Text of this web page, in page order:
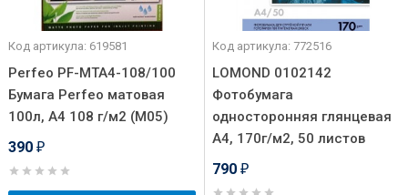
Код артикула: 619581
Perfeo PF-MTA4-108/100
Бумага Perfeo матовая
100л, A4 108 г/м2 (M05)
390 ₽
Код артикула: 772516
LOMOND 0102142
Фотобумага
односторонняя глянцевая
А4, 170г/м2, 50 листов
790 ₽